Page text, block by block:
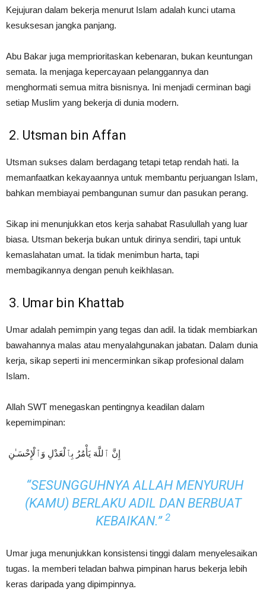
Kejujuran dalam bekerja menurut Islam adalah kunci utama
kesuksesan jangka panjang.
Abu Bakar juga memprioritaskan kebenaran, bukan keuntungan
semata. Ia menjaga kepercayaan pelanggannya dan
menghormati semua mitra bisnisnya. Ini menjadi cerminan bagi
setiap Muslim yang bekerja di dunia modern.
2. Utsman bin Affan
Utsman sukses dalam berdagang tetapi tetap rendah hati. Ia
memanfaatkan kekayaannya untuk membantu perjuangan Islam,
bahkan membiayai pembangunan sumur dan pasukan perang.
Sikap ini menunjukkan etos kerja sahabat Rasulullah yang luar
biasa. Utsman bekerja bukan untuk dirinya sendiri, tapi untuk
kemaslahatan umat. Ia tidak menimbun harta, tapi
membagikannya dengan penuh keikhlasan.
3. Umar bin Khattab
Umar adalah pemimpin yang tegas dan adil. Ia tidak membiarkan
bawahannya malas atau menyalahgunakan jabatan. Dalam dunia
kerja, sikap seperti ini mencerminkan sikap profesional dalam
Islam.
Allah SWT menegaskan pentingnya keadilan dalam
kepemimpinan:
إِنَّ ٱللَّهَ يَأْمُرُ بِٱلْعَدْلِ وَٱلْإِحْسَـٰنِ
“SESUNGGUHNYA ALLAH MENYURUH
(KAMU) BERLAKU ADIL DAN BERBUAT
KEBAIKAN.” 2
Umar juga menunjukkan konsistensi tinggi dalam menyelesaikan
tugas. Ia memberi teladan bahwa pimpinan harus bekerja lebih
keras daripada yang dipimpinnya.